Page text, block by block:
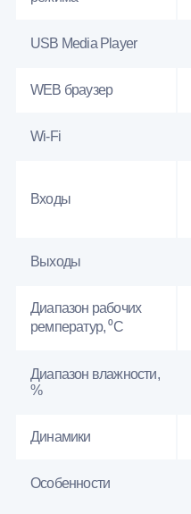
USB Media Player
WEB браузер
Wi-Fi
Входы
Выходы
Диапазон рабочих
ремператур, ⁰С
Диапазон влажности,
%
Динамики
Особенности